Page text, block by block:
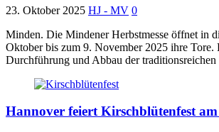
23. Oktober 2025 HJ - MV 0
Minden. Die Mindener Herbstmesse öffnet in
Oktober bis zum 9. November 2025 ihre Tore.
Durchführung und Abbau der traditionsreichen
Hannover feiert Kirschblütenfest